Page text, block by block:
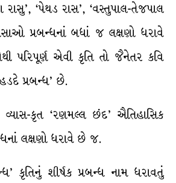
‘પેથડ રાસ’, ‘વસ્તુપાલ-તેજપાલ
પ્રબન્ધનાં બધાં જ લક્ષણો ધરાવે
પરિપૂર્ણ એવી કૃતિ તો જૈનેતર કવિ
પ્રબન્ધ’ છે.
કૃત ‘રણમલ્લ છંદ’ ઐતિહાસિક
લક્ષણો ધરાવે છે જ.
કૃતિનું શીર્ષક પ્રબન્ધ નામ ધરાવતું